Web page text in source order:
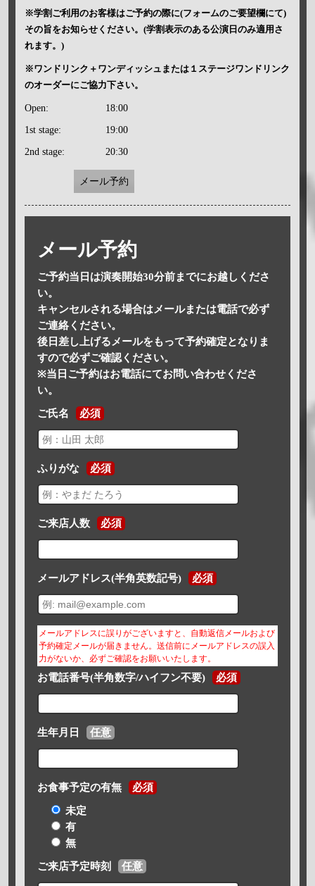
※学割ご利用のお客様はご予約の際に(フォームのご要望欄にて)
その旨をお知らせください。(学割表示のある公演日のみ適用さ
れます。)
※ワンドリンク＋ワンディッシュまたは１ステージワンドリンク
のオーダーにご協力下さい。
Open: 18:00
1st stage: 19:00
2nd stage: 20:30
メール予約
メール予約
ご予約当日は演奏開始30分前までにお越しくださ
い。
キャンセルされる場合はメールまたは電話で必ず
ご連絡ください。
後日差し上げるメールをもって予約確定となりま
すので必ずご確認ください。
※当日ご予約はお電話にてお問い合わせくださ
い。
ご氏名 必須
ふりがな 必須
ご来店人数 必須
メールアドレス(半角英数記号) 必須
メールアドレスに誤りがございますと、自動返信メールおよび
予約確定メールが届きません。送信前にメールアドレスの誤入
力がないか、必ずご確認をお願いいたします。
お電話番号(半角数字/ハイフン不要) 必須
生年月日 任意
お食事予定の有無 必須
未定
有
無
ご来店予定時刻 任意